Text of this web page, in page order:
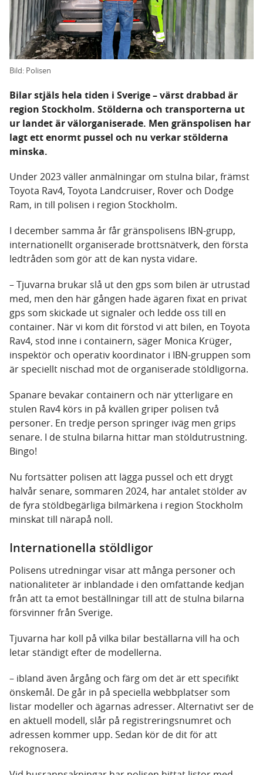
Bild: Polisen
Bilar stjäls hela tiden i Sverige – värst drabbad är
region Stockholm. Stölderna och transporterna ut
ur landet är välorganiserade. Men gränspolisen har
lagt ett enormt pussel och nu verkar stölderna
minska.
Under 2023 väller anmälningar om stulna bilar, främst
Toyota Rav4, Toyota Landcruiser, Rover och Dodge
Ram, in till polisen i region Stockholm.
I december samma år får gränspolisens IBN-grupp,
internationellt organiserade brottsnätverk, den första
ledtråden som gör att de kan nysta vidare.
– Tjuvarna brukar slå ut den gps som bilen är utrustad
med, men den här gången hade ägaren fixat en privat
gps som skickade ut signaler och ledde oss till en
container. När vi kom dit förstod vi att bilen, en Toyota
Rav4, stod inne i containern, säger Monica Krüger,
inspektör och operativ koordinator i IBN-gruppen som
är speciellt nischad mot de organiserade stöldligorna.
Spanare bevakar containern och när ytterligare en
stulen Rav4 körs in på kvällen griper polisen två
personer. En tredje person springer iväg men grips
senare. I de stulna bilarna hittar man stöldutrustning.
Bingo!
Nu fortsätter polisen att lägga pussel och ett drygt
halvår senare, sommaren 2024, har antalet stölder av
de fyra stöldbegärliga bilmärkena i region Stockholm
minskat till närapå noll.
Internationella stöldligor
Polisens utredningar visar att många personer och
nationaliteter är inblandade i den omfattande kedjan
från att ta emot beställningar till att de stulna bilarna
försvinner från Sverige.
Tjuvarna har koll på vilka bilar beställarna vill ha och
letar ständigt efter de modellerna.
– ibland även årgång och färg om det är ett specifikt
önskemål. De går in på speciella webbplatser som
listar modeller och ägarnas adresser. Alternativt ser de
en aktuell modell, slår på registreringsnumret och
adressen kommer upp. Sedan kör de dit för att
rekognosera.